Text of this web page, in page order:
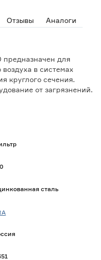
Отзывы Аналоги
предназначен для
в системах
круглого сечения.
от загрязнений.
очистки перед
класса
сталь